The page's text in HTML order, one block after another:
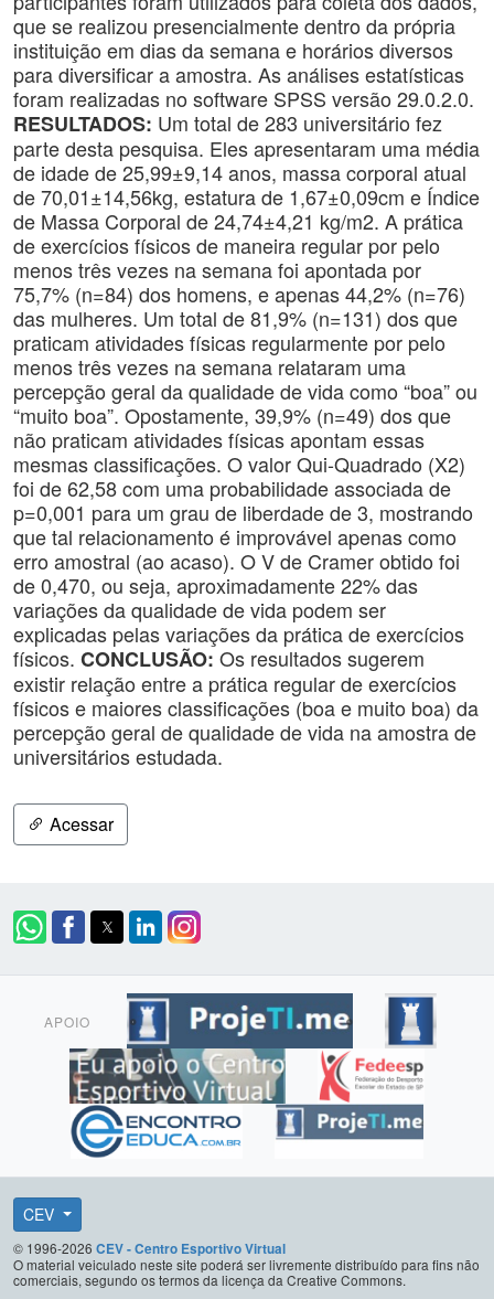
que se realizou presencialmente dentro da própria
instituição em dias da semana e horários diversos
para diversificar a amostra. As análises estatísticas
foram realizadas no software SPSS versão 29.0.2.0.
RESULTADOS: Um total de 283 universitário fez
parte desta pesquisa. Eles apresentaram uma média
de idade de 25,99±9,14 anos, massa corporal atual
de 70,01±14,56kg, estatura de 1,67±0,09cm e Índice
de Massa Corporal de 24,74±4,21 kg/m2. A prática
de exercícios físicos de maneira regular por pelo
menos três vezes na semana foi apontada por
75,7% (n=84) dos homens, e apenas 44,2% (n=76)
das mulheres. Um total de 81,9% (n=131) dos que
praticam atividades físicas regularmente por pelo
menos três vezes na semana relataram uma
percepção geral da qualidade de vida como “boa” ou
“muito boa”. Opostamente, 39,9% (n=49) dos que
não praticam atividades físicas apontam essas
mesmas classificações. O valor Qui-Quadrado (X2)
foi de 62,58 com uma probabilidade associada de
p=0,001 para um grau de liberdade de 3, mostrando
que tal relacionamento é improvável apenas como
erro amostral (ao acaso). O V de Cramer obtido foi
de 0,470, ou seja, aproximadamente 22% das
variações da qualidade de vida podem ser
explicadas pelas variações da prática de exercícios
físicos. CONCLUSÃO: Os resultados sugerem
existir relação entre a prática regular de exercícios
físicos e maiores classificações (boa e muito boa) da
percepção geral de qualidade de vida na amostra de
universitários estudada.
Acessar
APOIO
CEV
© 1996-2026 CEV - Centro Esportivo Virtual
O material veiculado neste site poderá ser livremente distribuído para fins não
comerciais, segundo os termos da licença da Creative Commons.